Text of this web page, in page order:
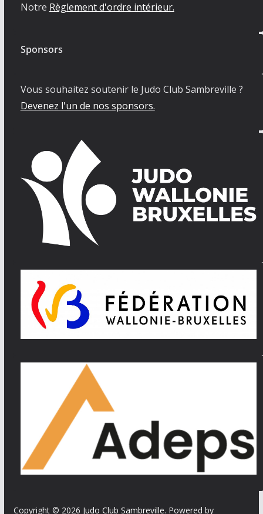
Notre Règlement d'ordre intérieur.
Sponsors
Vous souhaitez soutenir le Judo Club Sambreville ?
Devenez l'un de nos sponsors.
Copyright © 2026 Judo Club Sambreville. Powered by